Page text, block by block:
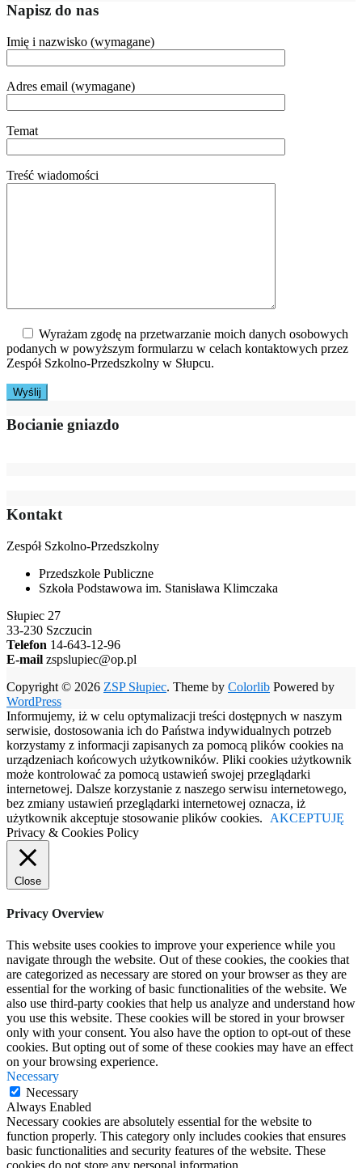
Napisz do nas
Imię i nazwisko (wymagane)
Adres email (wymagane)
Temat
Treść wiadomości
Wyrażam zgodę na przetwarzanie moich danych osobowych
podanych w powyższym formularzu w celach kontaktowych przez
Zespół Szkolno-Przedszkolny w Słupcu.
Bocianie gniazdo
Kontakt
Zespół Szkolno-Przedszkolny
Przedszkole Publiczne
Szkoła Podstawowa im. Stanisława Klimczaka
Słupiec 27
33-230 Szczucin
Telefon 14-643-12-96
E-mail zspslupiec@op.pl
Copyright © 2026 ZSP Słupiec. Theme by Colorlib Powered by
WordPress
Informujemy, iż w celu optymalizacji treści dostępnych w naszym
serwisie, dostosowania ich do Państwa indywidualnych potrzeb
korzystamy z informacji zapisanych za pomocą plików cookies na
urządzeniach końcowych użytkowników. Pliki cookies użytkownik
może kontrolować za pomocą ustawień swojej przeglądarki
internetowej. Dalsze korzystanie z naszego serwisu internetowego,
bez zmiany ustawień przeglądarki internetowej oznacza, iż
użytkownik akceptuje stosowanie plików cookies.
AKCEPTUJĘ
Privacy & Cookies Policy
Close
Privacy Overview
This website uses cookies to improve your experience while you
navigate through the website. Out of these cookies, the cookies that
are categorized as necessary are stored on your browser as they are
essential for the working of basic functionalities of the website. We
also use third-party cookies that help us analyze and understand how
you use this website. These cookies will be stored in your browser
only with your consent. You also have the option to opt-out of these
cookies. But opting out of some of these cookies may have an effect
on your browsing experience.
Necessary
Necessary
Always Enabled
Necessary cookies are absolutely essential for the website to
function properly. This category only includes cookies that ensures
basic functionalities and security features of the website. These